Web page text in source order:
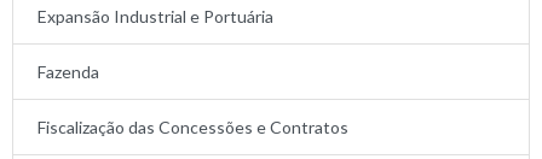
Expansão Industrial e Portuária
Fazenda
Fiscalização das Concessões e Contratos